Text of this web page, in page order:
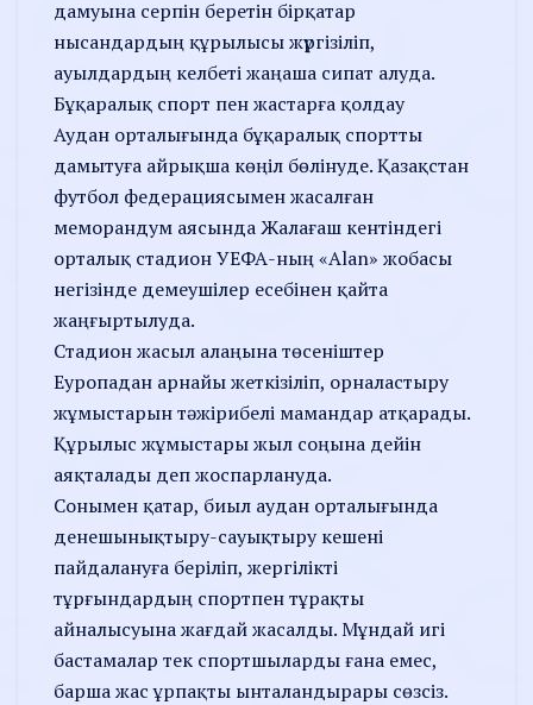
дамуына серпін беретін бірқатар
нысандардың құрылысы жүргізіліп,
ауылдардың келбеті жаңаша сипат алуда.
Бұқаралық спорт пен жастарға қолдау
Аудан орталығында бұқаралық спортты
дамытуға айрықша көңіл бөлінуде. Қазақстан
футбол федерациясымен жасалған
меморандум аясында Жалағаш кентіндегі
орталық стадион УЕФА-ның «Alan» жобасы
негізінде демеушілер есебінен қайта
жаңғыртылуда.
Стадион жасыл алаңына төсеніштер
Еуропадан арнайы жеткізіліп, орналастыру
жұмыстарын тәжірибелі мамандар атқарады.
Құрылыс жұмыстары жыл соңына дейін
аяқталады деп жоспарлануда.
Сонымен қатар, биыл аудан орталығында
денешынықтыру-сауықтыру кешені
пайдалануға беріліп, жергілікті
тұрғындардың спортпен тұрақты
айналысуына жағдай жасалды. Мұндай игі
бастамалар тек спортшыларды ғана емес,
барша жас ұрпақты ынталандырары сөзсіз.